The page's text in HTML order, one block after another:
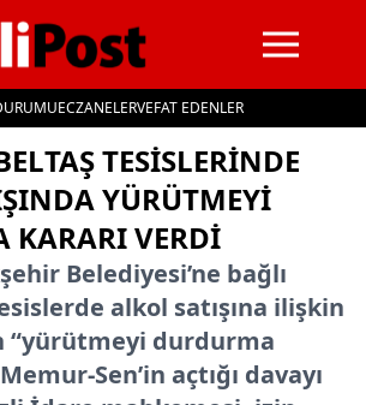
ECZANELERVEFAT EDENLER
TESISLERINDE
YÜRÜTMEYI
KARARI VERDI
Belediyesi’ne bağlı
alkol satışına ilişkin
“yürütmeyi durdurma
Sen’in açtığı davayı